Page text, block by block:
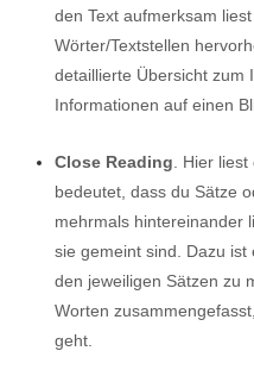
den Text aufmerksam
Wörter/Textstellen
detaillierte Übersicht zum
Informationen auf einen
Close Reading. Hier liest
bedeutet, dass du Sätze
mehrmals hintereinander
sie gemeint sind. Dazu ist
den jeweiligen Sätzen zu
Worten
geht.